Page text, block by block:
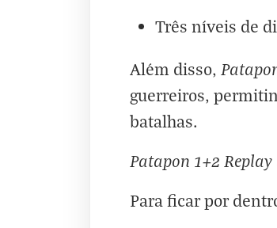
Três níveis de
Além disso,
guerreiros,
batalhas.
Patapon 1+2 Replay
Para ficar por